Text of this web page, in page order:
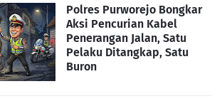
Polres Purworejo Bongkar
Aksi Pencurian Kabel
Penerangan Jalan, Satu
Pelaku Ditangkap, Satu
Buron